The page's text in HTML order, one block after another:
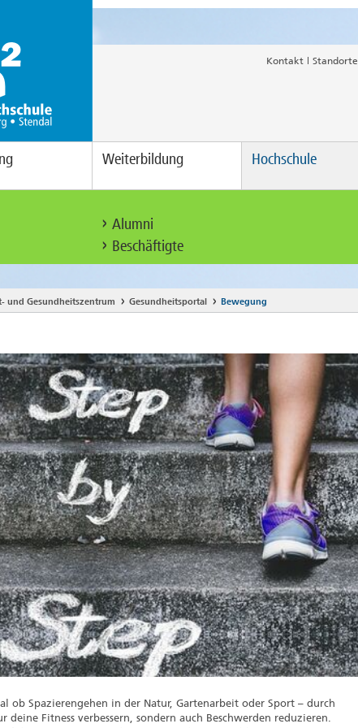
Kontakt Standorte
Weiterbildung Hochschule
Alumni
Beschäftigte
und Gesundheitszentrum Gesundheitsportal Bewegung
ob Spazierengehen in der Natur, Gartenarbeit oder Sport – durch
Fitness verbessern, sondern auch Beschwerden reduzieren.